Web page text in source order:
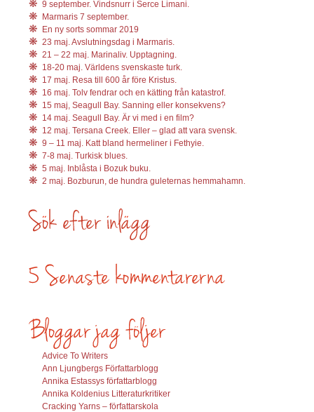
9 september. Vindsnurr i Serce Limani.
Marmaris 7 september.
En ny sorts sommar 2019
23 maj. Avslutningsdag i Marmaris.
21 – 22 maj. Marinaliv. Upptagning.
18-20 maj. Världens svenskaste turk.
17 maj. Resa till 600 år före Kristus.
16 maj. Tolv fendrar och en kätting från katastrof.
15 maj, Seagull Bay. Sanning eller konsekvens?
14 maj. Seagull Bay. Är vi med i en film?
12 maj. Tersana Creek. Eller – glad att vara svensk.
9 – 11 maj. Katt bland hermeliner i Fethyie.
7-8 maj. Turkisk blues.
5 maj. Inblåsta i Bozuk buku.
2 maj. Bozburun, de hundra guleternas hemmahamn.
Advice To Writers
Ann Ljungbergs Författarblogg
Annika Estassys författarblogg
Annika Koldenius Litteraturkritiker
Cracking Yarns – författarskola